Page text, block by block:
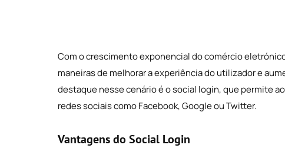
Com o crescimento exponencial do comércio
maneiras de melhorar a experiência do utilizador e
destaque nesse cenário é o social login, que permite
redes sociais como Facebook, Google ou Twitter.
Vantagens do Social Login